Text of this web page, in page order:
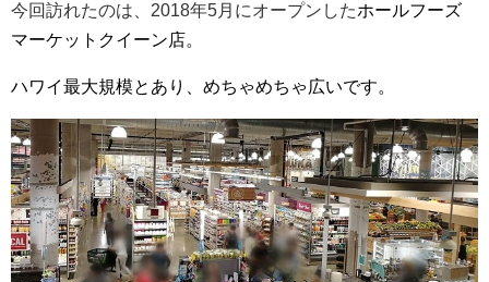
今回訪れたのは、2018年5月にオープンしたホールフーズ
マーケットクイーン店。
ハワイ最大規模とあり、めちゃめちゃ広いです。